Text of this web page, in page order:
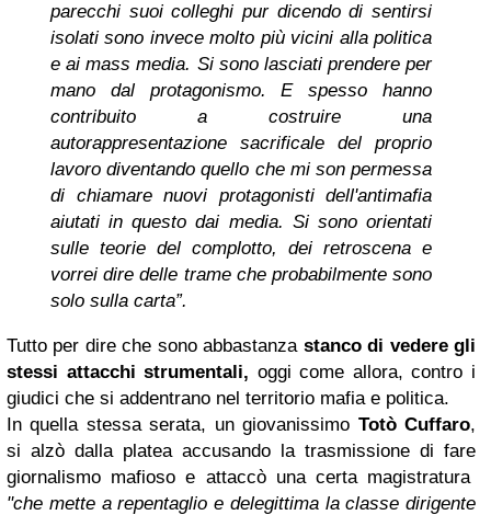
parecchi suoi colleghi pur dicendo di sentirsi
isolati sono invece molto più vicini alla politica
e ai mass media. Si sono lasciati prendere per
mano dal protagonismo. E spesso hanno
contribuito a costruire una
autorappresentazione sacrificale del proprio
lavoro diventando quello che mi son permessa
di chiamare nuovi protagonisti dell'antimafia
aiutati in questo dai media. Si sono orientati
sulle teorie del complotto, dei retroscena e
vorrei dire delle trame che probabilmente sono
solo sulla carta”.
Tutto per dire che sono abbastanza stanco di vedere gli
stessi attacchi strumentali, oggi come allora, contro i
giudici che si addentrano nel territorio mafia e politica.
In quella stessa serata, un giovanissimo Totò Cuffaro,
si alzò dalla platea accusando la trasmissione di fare
giornalismo mafioso e attaccò una certa magistratura
"che mette a repentaglio e delegittima la classe dirigente